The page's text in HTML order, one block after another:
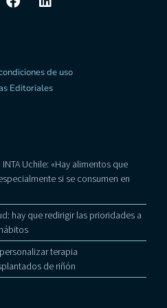
de uso
Editoriales
Uchile: «Hay alimentos que
si se consumen en
hay que redirigir las prioridades a
terapia
de riñón